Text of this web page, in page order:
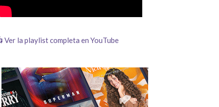
Ver la playlist completa en YouTube